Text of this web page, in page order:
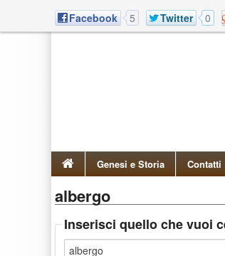
Facebook 5 Twitter 0
Genesi e Storia Contatti
albergo
Inserisci quello che vuoi